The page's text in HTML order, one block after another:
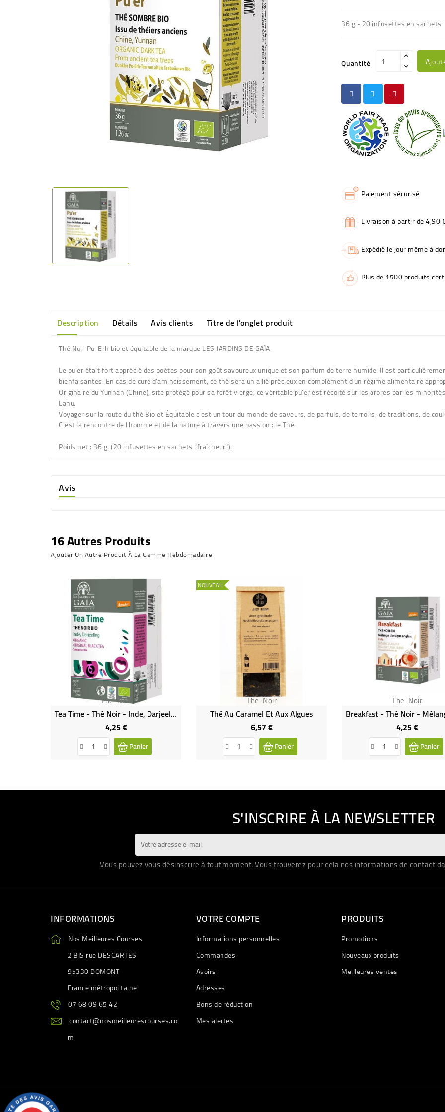
36 g - 20 infusettes en sachets
Quantité
Paiement sécurisé
Livraison à partir de 4,90
Expédié le jour même à
Plus de 1500 produits
Description Détails Avis clients Titre de l'onglet produit
Thé Noir Pu-Erh bio et équitable de la marque LES JARDINS DE GAÏA.
Le pu'er était fort apprécié des poètes pour son goût savoureux unique et son parfum de terre humide. Il est
bienfaisantes. En cas de cure d'amincissement, ce thé sera un allié précieux en complément d'un régime alimentaire
Originaire du Yunnan (Chine), site protégé pour sa forêt vierge, ce véritable pu'er est récolté sur les arbres par les
Lahu.
Voyager sur la route du thé Bio et Équitable c'est un tour du monde de saveurs, de parfuls, de terroirs, de traditions, de
C'est la rencontre de l'homme et de la nature à travers une passion : le Thé.
Poids net: 36 g. (20 infusettes en sachets "fraîcheur").
Avis
16 Autres Produits
Ajouter Un Autre Produit À La Gamme Hebdomadaire
The-Noir
Tea Time - Thé Noir - Inde, Darjeeling Bio & Demeter & Équitable
4,25 €Prix
Panier
NOUVEAU
The-Noir
Thé Au Caramel Et Aux Algues
6,57 €Prix
Panier
The-Noir
4,25 €Prix
Panier
S'INSCRIRE À LA NEWSLETTER
Vous pouvez vous désinscrire à tout moment. Vous trouverez pour cela nos informations de contact
INFORMATIONS
Nos Meilleures Courses
2 BIS rue DESCARTES
95330 DOMONT
France métropolitaine
07 68 09 65 42
contact@nosmeilleurescourses.co
m
VOTRE COMPTE
Informations personnelles
Commandes
Avoirs
Adresses
Bons de réduction
Mes alertes
PRODUITS
Promotions
Nouveaux produits
Meilleures ventes